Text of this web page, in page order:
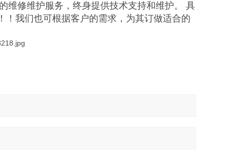
维修维护服务，终身提供技术支持和维护。 具
我们也可根据客户的需求，为其订做适合的